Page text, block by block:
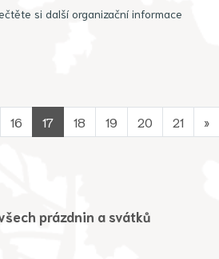
si další organizační informace
16 17 18 19 20 21 »
prázdnin a svátků